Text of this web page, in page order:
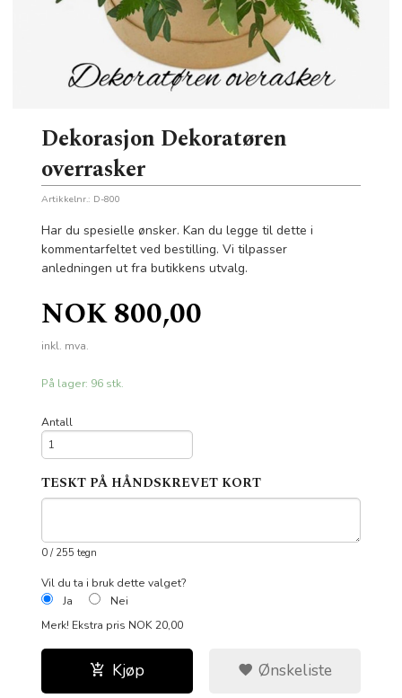
Dekorasjon Dekoratøren
overrasker
Artikkelnr.: D-800
Har du spesielle ønsker. Kan du legge til dette i
kommentarfeltet ved bestilling. Vi tilpasser
anledningen ut fra butikkens utvalg.
Pris
NOK800,00
inkl. mva.
På lager: 96 stk.
Antall
TESKT PÅ HÅNDSKREVET KORT
0 / 255 tegn
Vil du ta i bruk dette valget?
Ja
Nei
Merk! Ekstra pris NOK 20,00
Kjøp Ønskeliste